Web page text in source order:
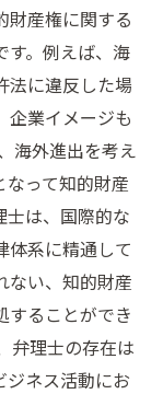
財産権に関する
す。例えば、海
法に違反した場
企業イメージも
海外進出を考え
なって知的財産
士は、国際的な
体系に精通して
ない、知的財産
することができ
弁理士の存在は
ジネス活動にお